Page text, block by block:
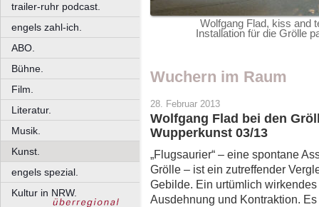
trailer-ruhr podcast.
engels zahl-ich.
ABO.
Bühne.
Film.
Literatur.
Musik.
Kunst.
engels spezial.
Kultur in NRW.
Wolfgang Flad, kiss and
Installation für die Grölle
Wuchern im Raum
28. Februar 2013
Wolfgang Flad bei den
Wupperkunst 03/13
„Flugsaurier“ – eine spontane
Grölle – ist ein zutreffender
Gebilde. Ein urtümlich
Ausdehnung und Kontraktion.